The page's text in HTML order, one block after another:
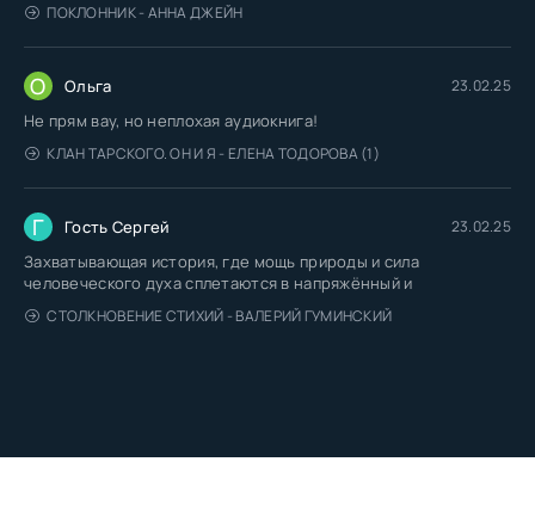
ПОКЛОННИК - АННА ДЖЕЙН
О Ольга 23.02.25
Не прям вау, но неплохая аудиокнига!
КЛАН ТАРСКОГО. ОН И Я - ЕЛЕНА ТОДОРОВА (1)
Г Гость Сергей 23.02.25
Захватывающая история, где мощь природы и сила
человеческого духа сплетаются в напряжённый и
СТОЛКНОВЕНИЕ СТИХИЙ - ВАЛЕРИЙ ГУМИНСКИЙ